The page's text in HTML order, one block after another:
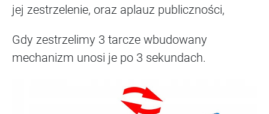
jej zestrzelenie, oraz aplauz publiczności,
Gdy zestrzelimy 3 tarcze wbudowany
mechanizm unosi je po 3 sekundach.